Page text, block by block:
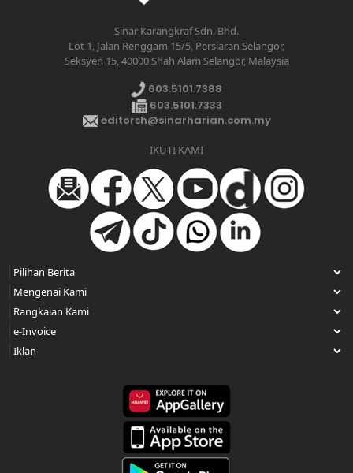
Sinar Karangkraf Sdn. Bhd.
Lot 1, Jalan Renggam 15/5, Persiaran Selangor,
Seksyen 15, 40000 Shah Alam Selangor, Malaysia
603.5101.7388
603.5101.7333
editorsh@sinarharian.com.my
IKUTI KAMI